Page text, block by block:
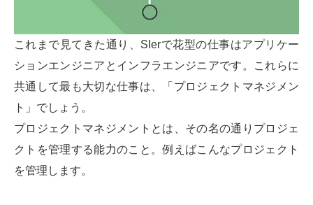
これまで見てきた通り、SIerで花型の仕事はアプリケー
ションエンジニアとインフラエンジニアです。これらに
共通して最も大切な仕事は、「プロジェクトマネジメン
ト」でしょう。
プロジェクトマネジメントとは、その名の通りプロジェ
クトを管理する能力のこと。例えばこんなプロジェクト
を管理します。